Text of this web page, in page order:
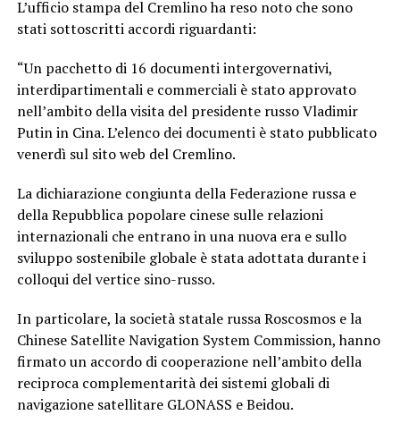
L’ufficio stampa del Cremlino ha reso noto che sono
stati sottoscritti accordi riguardanti:
“Un pacchetto di 16 documenti intergovernativi,
interdipartimentali e commerciali è stato approvato
nell’ambito della visita del presidente russo Vladimir
Putin in Cina. L’elenco dei documenti è stato pubblicato
venerdì sul sito web del Cremlino.
La dichiarazione congiunta della Federazione russa e
della Repubblica popolare cinese sulle relazioni
internazionali che entrano in una nuova era e sullo
sviluppo sostenibile globale è stata adottata durante i
colloqui del vertice sino-russo.
In particolare, la società statale russa Roscosmos e la
Chinese Satellite Navigation System Commission, hanno
firmato un accordo di cooperazione nell’ambito della
reciproca complementarità dei sistemi globali di
navigazione satellitare GLONASS e Beidou.